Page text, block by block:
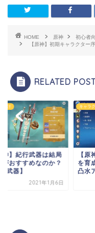
HOME 原神
初心者
【原神】初期キャラクター
RELATED
クター評価
神】弓蔵タルタリヤ
成してみました【無
アタッカー】
2021年9月26日
初心者
【原
換の